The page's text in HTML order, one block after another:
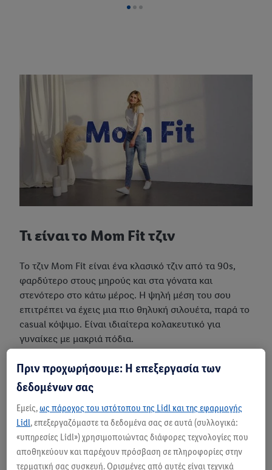
Τι είναι το Mom Fit τζιν
Το τζιν Mom Fit είναι ένα κλασικό τζιν από τα 90s,
φαρδύτερο στους μηρούς και στα γόνατα και
στενότερο στο κάτω μέρος. Η ψηλή μέση του σου
επιτρέπει να έχεις μια πιο θηλυκή σιλουέτα, παρά το
casual κόψιμο. Είναι ιδιαίτερα κολακευτικό για
γυναίκες με μακριά πόδια.
Πριν προχωρήσουμε: Η επεξεργασία των
δεδομένων σας
Εμείς,ως πάροχος του ιστότοπου της Lidl και της εφαρμογής
Lidl, επεξεργαζόμαστε τα δεδομένα σας σε αυτά (συλλογικά:
«υπηρεσίες Lidl») χρησιμοποιώντας διάφορες τεχνολογίες που
αποθηκεύουν και παρέχουν πρόσβαση σε πληροφορίες στην
τερματική σας συσκευή. Ορισμένες από αυτές είναι τεχνικά